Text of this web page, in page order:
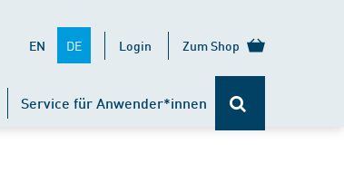
EN DE Login Zum Shop
Service für Anwender*innen